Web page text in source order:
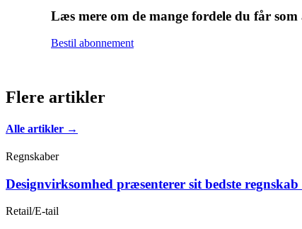
Læs mere om de mange fordele du får
Bestil abonnement
Flere artikler
Alle artikler →
Regnskaber
Designvirksomhed præsenterer sit bedste regnskab
Retail/E-tail